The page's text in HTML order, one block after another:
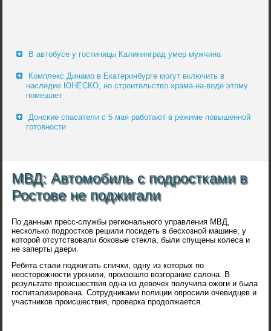
В автобусе у гостиницы Калининград умер мужчина
Комплекс Динамо в Екатеринбурге могут включить в
наследие ЮНЕСКО, но строительство храма-на-воде этому
помешает
Донские спасатели с 5 мая работают в режиме повышенной
готовности
МВД: Автомобиль с подростками в
Ростове не поджигали
По данным пресс-службы регионального управления МВД,
несколько подростков решили посидеть в бесхозной машине, у
которой отсутствовали боковые стекла, были спущены колеса и
не заперты двери.
Ребята стали поджигать спички, одну из которых по
неосторожности уронили, произошло возгорание салона. В
результате происшествия одна из девочек получила ожоги и была
госпитализирована. Сотрудниками полиции опросили очевидцев и
участников происшествия, проверка продолжается.